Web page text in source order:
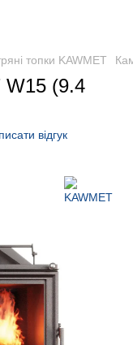
топки KAWMET
W15 (9.4
відгук